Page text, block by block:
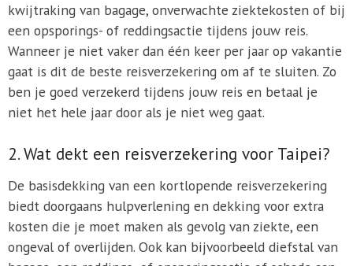
kwijtraking van bagage, onverwachte ziektekosten of bij
een opsporings- of reddingsactie tijdens jouw reis.
Wanneer je niet vaker dan één keer per jaar op vakantie
gaat is dit de beste reisverzekering om af te sluiten. Zo
ben je goed verzekerd tijdens jouw reis en betaal je
niet het hele jaar door als je niet weg gaat.
2. Wat dekt een reisverzekering voor Taipei?
De basisdekking van een kortlopende reisverzekering
biedt doorgaans hulpverlening en dekking voor extra
kosten die je moet maken als gevolg van ziekte, een
ongeval of overlijden. Ook kan bijvoorbeeld diefstal van